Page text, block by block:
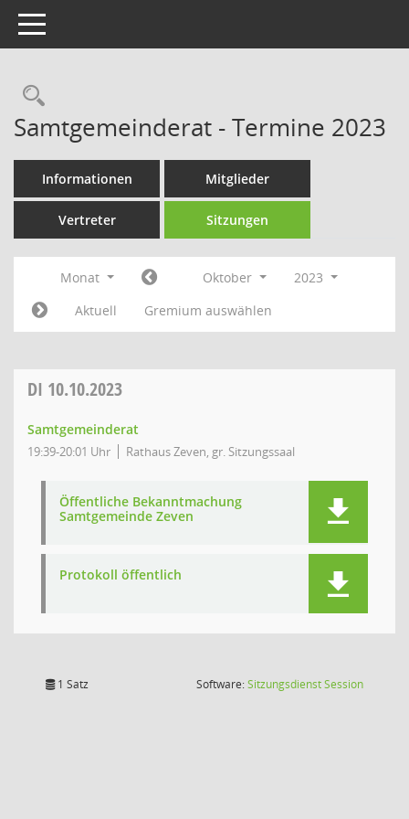
Toggle navigation
Rechercheauswahl
Samtgemeinderat - Termine 2023
Informationen Mitglieder
Vertreter Sitzungen
Monat Oktober
2023
Aktuell
Gremium auswählen
DI 10.10.2023
Samtgemeinderat
19:39-20:01 Uhr Rathaus Zeven, gr. Sitzungssaal
Öffentliche Bekanntmachung
Samtgemeinde Zeven
Protokoll öffentlich
1 Satz Software:SitzungsdienstSession(Wird in